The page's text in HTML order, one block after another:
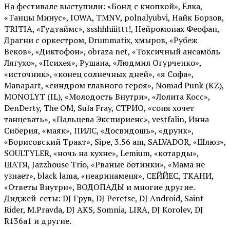
На фестивале выступили: «Бонд с кнопкой», Ёлка,
«Танцы Минус», IOWA, TMNV, polnalyubvi, Найк Борзов,
TRITIA, «Гудтаймс», ssshhhiiittt!, Нейромонах Феофан,
Драгни с оркестром, Drummatix, хмыров, «Рубеж
Веков», «Диктофон», obraza net, «Токсичный ансамбль
Лягухо», «Психея», Рушана, «Людмил Огурченко»,
«источник», «конец солнечных дней», «я Софа»,
Manapart, «синдром главного героя», Nomad Punk (KZ),
MONOLYT (IL), «Молодость Внутри», «Лолита Косс»,
DenDerty, The OM, Sula Fray, СТРИО, «соня хочет
танцевать», «Пальцева Экспириенс», vestfalin, Инна
Сиберия, «маяк», ПИЛС, «Досвидошь», «друнк»,
«Борисовский Тракт», Sipe, 3.56 am, SALVADOR, «Шлюз»,
SOULTYLER, «ночь на кухне», Lemium, «котарды»,
ШАТЯ, Jazzhouse Trio, «Рваные ботинки», «Мама не
узнает», black lama, «неаринаменя», СЕЙЙЕС, ТКАНИ,
«Ответы Внутри», ВОДОПАДЫ и многие другие.
Диджей-сеты: DJ Грув, DJ Peretse, DJ Android, Saint
Rider, М.Pravda, DJ AKS, Somnia, LIRA, DJ Korolev, DJ
R136a1 и другие.